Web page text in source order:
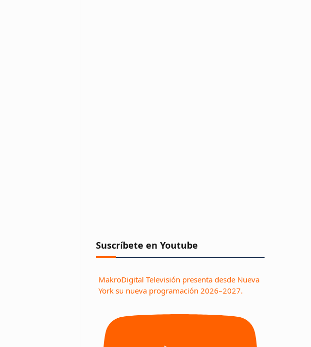
Suscríbete en Youtube
MakroDigital Televisión presenta desde Nueva
York su nueva programación 2026–2027.